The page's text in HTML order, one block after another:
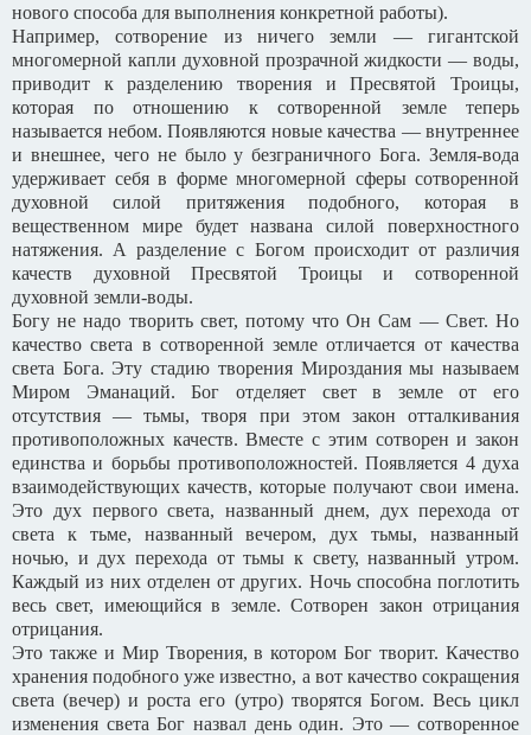
нового способа для выполнения конкретной работы).
Например, сотворение из ничего земли — гигантской
многомерной капли духовной прозрачной жидкости — воды,
приводит к разделению творения и Пресвятой Троицы,
которая по отношению к сотворенной земле теперь
называется небом. Появляются новые качества — внутреннее
и внешнее, чего не было у безграничного Бога. Земля-вода
удерживает себя в форме многомерной сферы сотворенной
духовной силой притяжения подобного, которая в
вещественном мире будет названа силой поверхностного
натяжения. А разделение с Богом происходит от различия
качеств духовной Пресвятой Троицы и сотворенной
духовной земли-воды.
Богу не надо творить свет, потому что Он Сам — Свет. Но
качество света в сотворенной земле отличается от качества
света Бога. Эту стадию творения Мироздания мы называем
Миром Эманаций. Бог отделяет свет в земле от его
отсутствия — тьмы, творя при этом закон отталкивания
противоположных качеств. Вместе с этим сотворен и закон
единства и борьбы противоположностей. Появляется 4 духа
взаимодействующих качеств, которые получают свои имена.
Это дух первого света, названный днем, дух перехода от
света к тьме, названный вечером, дух тьмы, названный
ночью, и дух перехода от тьмы к свету, названный утром.
Каждый из них отделен от других. Ночь способна поглотить
весь свет, имеющийся в земле. Сотворен закон отрицания
отрицания.
Это также и Мир Творения, в котором Бог творит. Качество
хранения подобного уже известно, а вот качество сокращения
света (вечер) и роста его (утро) творятся Богом. Весь цикл
изменения света Бог назвал день один. Это — сотворенное